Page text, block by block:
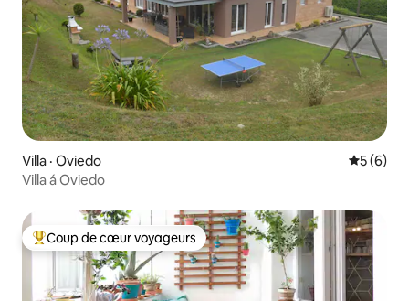
Villa · Oviedo Note
5 (6)
Villa á Oviedo
Coup de cœur voyageurs parmi les plus aimés
Coup de cœur voyageurs